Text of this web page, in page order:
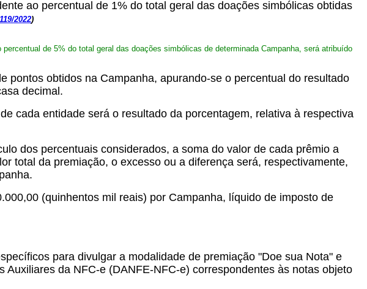
ao percentual de 1% do total geral das doações simbólicas obtidas
119/2022)
de 5% do total geral das doações simbólicas de determinada Campanha, será atribuído
pontos obtidos na Campanha, apurando-se o percentual do resultado
decimal.
cada entidade será o resultado da porcentagem, relativa à respectiva
dos percentuais considerados, a soma do valor de cada prêmio a
total da premiação, o excesso ou a diferença será, respectivamente,
(quinhentos mil reais) por Campanha, líquido de imposto de
para divulgar a modalidade de premiação "Doe sua Nota" e
da NFC-e (DANFE-NFC-e) correspondentes às notas objeto